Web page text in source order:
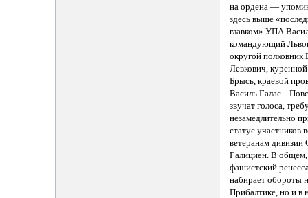
на ордена —
здесь выше
главком» УПА
командующий
округой полковник
Левкович,
Брысь, краевой
Василь Галас...
звучат голоса,
незамедлительно
статус участников
ветеранам дивизии
Галициен. В общем,
фашистский
набирает обороты
Прибалтике, но и в